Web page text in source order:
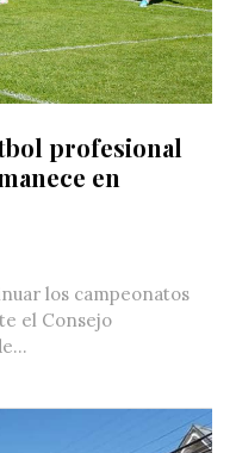
profesional
en
los campeonatos
el Consejo